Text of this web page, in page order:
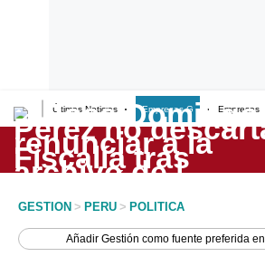
Últimas Noticias Empresas G Empresas
Lo último
Peru Quiosco
GESTION > PERU > POLITICA
AñadirGestión como fuente preferida en